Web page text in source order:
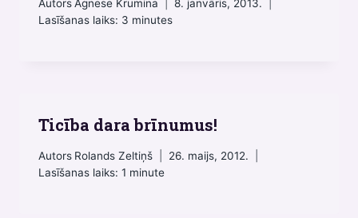
AutorsAgnese Krumina
8. janvāris, 2013.
Lasīšanas laiks: 3 minutes
Ticība dara brīnumus!
Autors Rolands Zeltiņš
26. maijs, 2012.
Lasīšanas laiks: 1 minute